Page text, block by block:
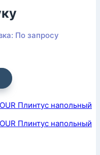
По запросу